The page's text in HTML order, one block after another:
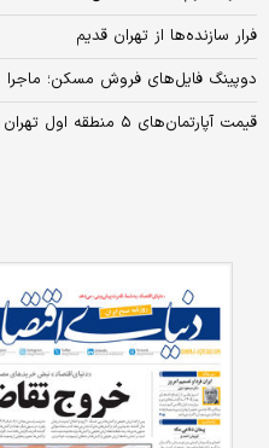
فرار سازنده‌ها از تهران ‌قدیم
دوپینگ فایل‌‌‌‌‌‌های فروش مسکن؛
قیمت آپارتمان‌های ۵ منطقه اول تهران